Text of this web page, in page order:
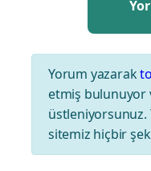
Yorum yazarak
etmiş bulunuyor
üstleniyorsunuz.
sitemiz hiçbir